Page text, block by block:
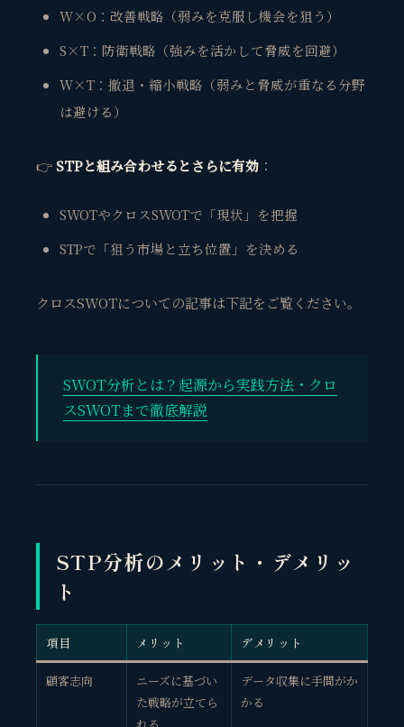
W×O：改善戦略（弱みを克服し機会を狙う）
S×T：防衛戦略（強みを活かして脅威を回避）
W×T：撤退・縮小戦略（弱みと脅威が重なる分野
は避ける）
👉 STPと組み合わせるとさらに有効 ：
SWOTやクロスSWOTで「現状」を把握
STPで「狙う市場と立ち位置」を決める
クロスSWOTについての記事は下記をご覧ください。
SWOT分析とは？起源から実践方法・クロ
スSWOTまで徹底解説
STP分析のメリット・デメリッ
ト
項目 メリット デメリット
顧客志向
ニーズに基づい
た戦略が立てら
データ収集に手間がか
かる